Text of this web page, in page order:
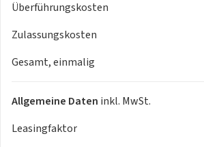
Spurhalteassistent "Lane Assist"
Automatische Distanzregelung ACC
Parklenkassistent "Park Assist" inkl.
Überführungskosten
Zulassungskosten
Gesamt, einmalig
Allgemeine Daten inkl. MwSt.
Leasingfaktor